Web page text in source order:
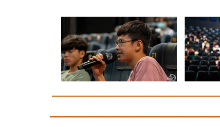
────────────
─────────────